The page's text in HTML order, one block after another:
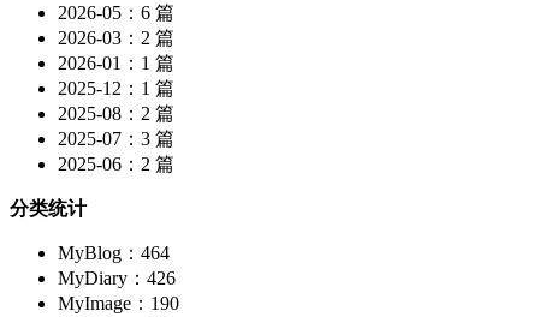
2026-05：6 篇
2026-03：2 篇
2026-01：1 篇
2025-12：1 篇
2025-08：2 篇
2025-07：3 篇
2025-06：2 篇
分类统计
MyBlog：464
MyDiary：426
MyImage：190